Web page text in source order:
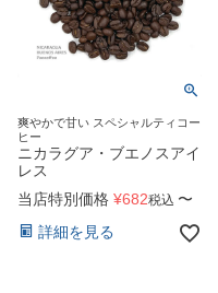
爽やかで甘い スペシャルティコー
ヒー
ニカラグア・ブエノスアイ
レス
当店特別価格 ¥682税込 〜
詳細を見る